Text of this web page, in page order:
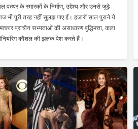
पत्थर के स्मारकों के निर्माण, उद्देश्य और उनसे जुड़े
भी पूरी तरह नहीं सुलझ पाए हैं। हजारों साल पुराने ये
प्राचीन सभ्यताओं की असाधारण बुद्धिमत्ता, कला
कौशल की झलक पेश करते हैं।